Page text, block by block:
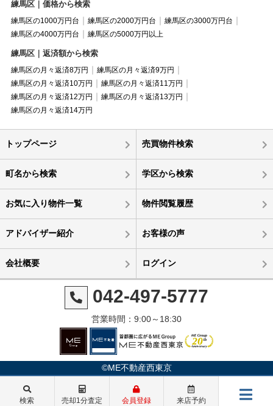
練馬区｜価格から検索
練馬区の1000万円台 練馬区の2000万円台
練馬区の3000万円台
練馬区の4000万円台
練馬区の5000万円以上
練馬区｜返済額から検索
練馬区の月々返済8万円
練馬区の月々返済9万円
練馬区の月々返済10万円
練馬区の月々返済11万円
練馬区の月々返済12万円
練馬区の月々返済13万円
練馬区の月々返済14万円
トップページ 売買物件検索
町名から検索 学区から検索
お気に入り物件一覧 物件閲覧履歴
アドバイザー紹介 お客様の声
会社概要 ログイン
042-497-5777
営業時間：9:00～18:30
©ME不動産西東京
検索 売却1分査定 会員登録 来店予約